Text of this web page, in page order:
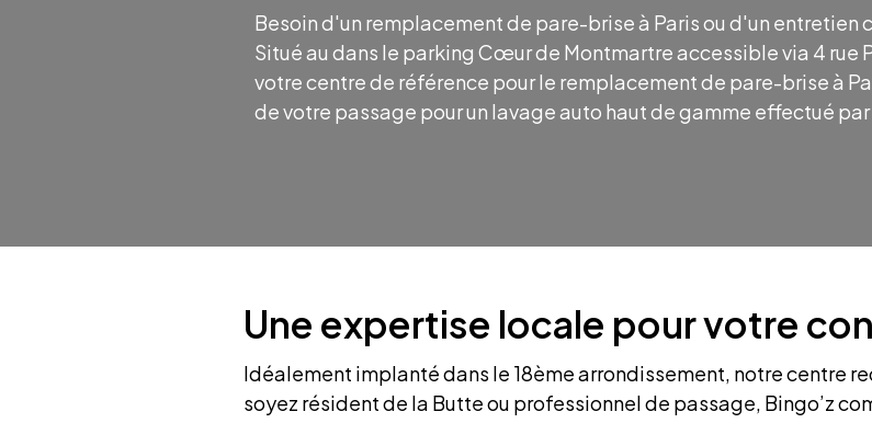
Besoin d'un remplacement de pare-brise à Paris ou d'un entretien
Situé au dans le parking Cœur de Montmartre accessible via 4 rue
votre centre de référence pour le remplacement de pare-brise à
de votre passage pour un lavage auto haut de gamme effectué
Une expertise locale pour votre
Idéalement implanté dans le 18ème arrondissement, notre centre
soyez résident de la Butte ou professionnel de passage, Bingo’z